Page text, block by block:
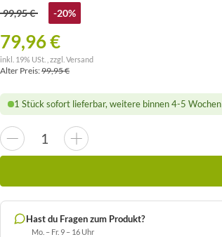
99,95 € -20%
79,96 €
inkl. 19% USt. , zzgl. Versand
Alter Preis:99,95 €
1 Stück sofort lieferbar, weitere binnen 4-5 Wochen
Hast du Fragen zum Produkt?
Mo. – Fr. 9 – 16 Uhr